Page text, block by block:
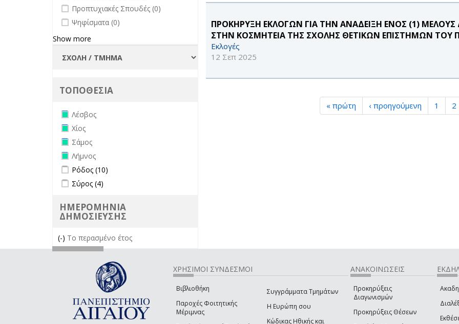
ΠΡΟΚΗΡΥΞΗ ΕΚΛΟΓΩΝ ΓΙΑ ΤΗΝ ΑΝΑΔΕΙΞΗ ΕΝΟΣ (1)
ΣΤΗΝ ΚΟΣΜΗΤΕΙΑ ΤΗΣ ΣΧΟΛΗΣ ΘΕΤΙΚΩΝ ΕΠΙΣΤΗΜΩΝ ΤΟΥ
Εκλογές
12 Σεπ 2025
« πρώτη ‹ προηγούμενη 1 2
undefined
Προπτυχιακές Σπουδές (0)
undefined
Ψηφίσματα (0)
Show more
ΤΟΠΟΘΕΣΙΑ
Remove Λέσβος filter
Λέσβος
Remove Χίος filter
Χίος
Remove Σάμος filter
Σάμος
Remove Λήμνος filter
Λήμνος
Apply Ρόδος filter
Ρόδος (10)
Apply Σύρος filter
Σύρος (4)
ΗΜΕΡΟΜΗΝΙΑ
ΔΗΜΟΣΙΕΥΣΗΣ
(-) Remove Το περασμένο έτος filter
Το περασμένο έτος
ΧΡΗΣΙΜΟΙ ΣΥΝΔΕΣΜΟΙ
Βιβλιοθήκη
Παροχές Φοιτητικής
Μέριμνας
Συγγράμματα Τμημάτων
Η Ευρώπη σου
Κώδικας Ηθικής και
ΑΝΑΚΟΙΝΩΣΕΙΣ
Προκηρύξεις
Διαγωνισμών
Προκηρύξεις Θέσεων